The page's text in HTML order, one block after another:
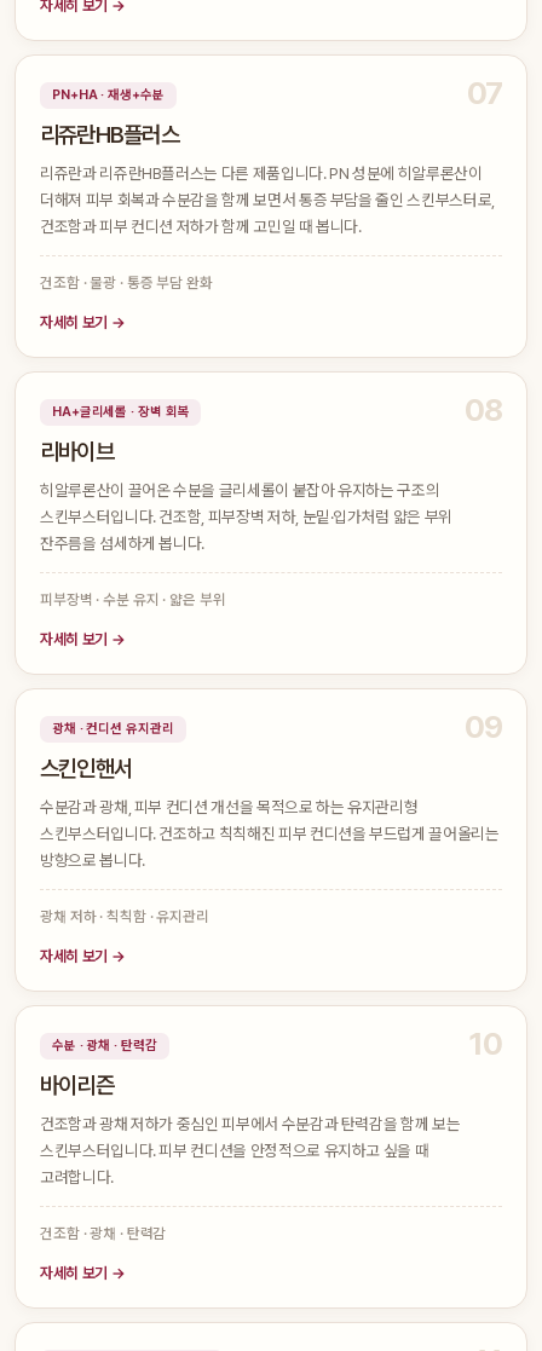
자세히 보기 →
07
PN+HA · 재생+수분
리쥬란HB플러스
리쥬란과 리쥬란HB플러스는 다른 제품입니다. PN 성분에 히알루론산이
더해져 피부 회복과 수분감을 함께 보면서 통증 부담을 줄인 스킨부스터로,
건조함과 피부 컨디션 저하가 함께 고민일 때 봅니다.
건조함 · 물광 · 통증 부담 완화
자세히 보기 →
08
HA+글리세롤 · 장벽 회복
리바이브
히알루론산이 끌어온 수분을 글리세롤이 붙잡아 유지하는 구조의
스킨부스터입니다. 건조함, 피부장벽 저하, 눈밑·입가처럼 얇은 부위
잔주름을 섬세하게 봅니다.
피부장벽 · 수분 유지 · 얇은 부위
자세히 보기 →
09
광채 · 컨디션 유지관리
스킨인핸서
수분감과 광채, 피부 컨디션 개선을 목적으로 하는 유지관리형
스킨부스터입니다. 건조하고 칙칙해진 피부 컨디션을 부드럽게 끌어올리는
방향으로 봅니다.
광채 저하 · 칙칙함 · 유지관리
자세히 보기 →
10
수분 · 광채 · 탄력감
바이리즌
건조함과 광채 저하가 중심인 피부에서 수분감과 탄력감을 함께 보는
스킨부스터입니다. 피부 컨디션을 안정적으로 유지하고 싶을 때
고려합니다.
건조함 · 광채 · 탄력감
자세히 보기 →